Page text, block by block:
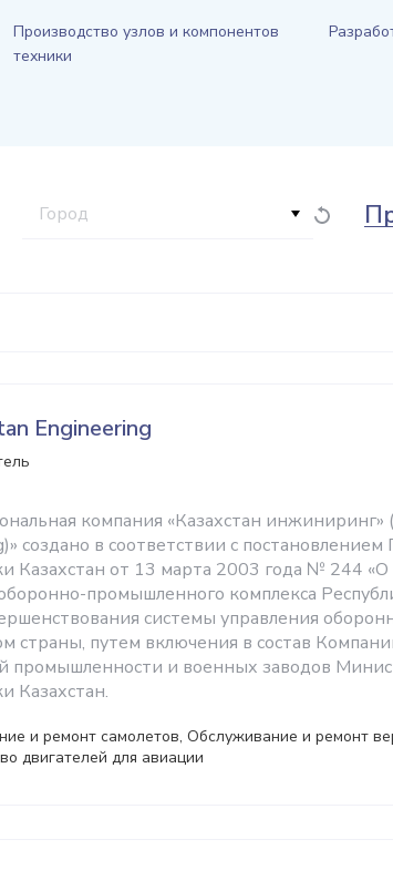
Производство узлов и компонентов
техники
Город
Engineering
компания «Казахстан инжиниринг»
создано в соответствии с постановлением
Казахстан от 13 марта 2003 года № 244
промышленного комплекса
системы управления
страны, путем включения в состав
промышленности и военных заводов
Казахстан.
и ремонт самолетов, Обслуживание и ремонт
двигателей для авиации